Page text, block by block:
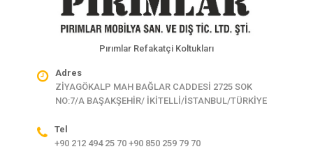
Pırımlar Refakatçi Koltukları
Adres
ZİYAGÖKALP MAH BAĞLAR CADDESİ 2725 SOK
NO:7/A BAŞAKŞEHİR/ İKİTELLİ/İSTANBUL/TÜRKİYE
Tel
+90 212 494 25 70 +90 850 259 79 70